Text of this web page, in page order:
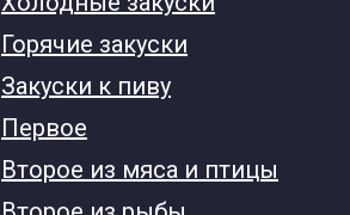
Горячие закуски
Закуски к пиву
Первое
Второе из мяса и птицы